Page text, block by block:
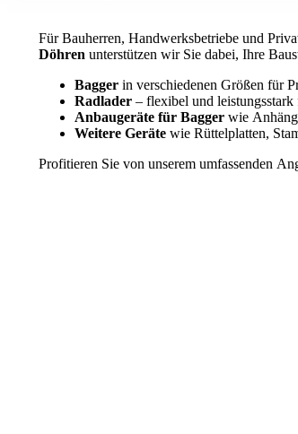
Für Bauherren, Handwerksbetriebe und
Döhren unterstützen wir Sie dabei, Ihre
Bagger in verschiedenen Größen für
Radlader – flexibel und
Anbaugeräte für Bagger wie
Weitere Geräte wie Rüttelplatten,
Profitieren Sie von unserem umfassenden